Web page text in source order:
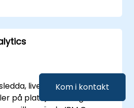
Kom i kontakt
AI-bearbetning.
och förbättra
i realtid i
på gränsenheter.
och
i IoT-system.
liveutbildning i
på plats) riktar sig till